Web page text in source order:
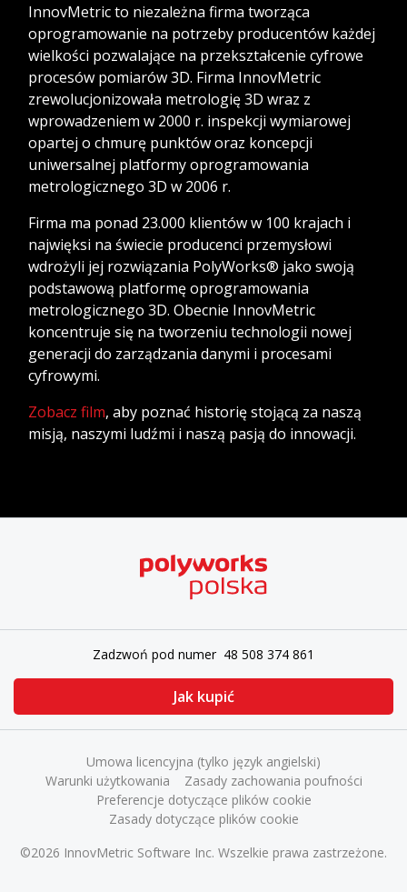
InnovMetric to niezależna firma tworząca
oprogramowanie na potrzeby producentów każdej
wielkości pozwalające na przekształcenie cyfrowe
procesów pomiarów 3D. Firma InnovMetric
zrewolucjonizowała metrologię 3D wraz z
wprowadzeniem w 2000 r. inspekcji wymiarowej
opartej o chmurę punktów oraz koncepcji
uniwersalnej platformy oprogramowania
metrologicznego 3D w 2006 r.
Firma ma ponad 23.000 klientów w 100 krajach i
najwięksi na świecie producenci przemysłowi
wdrożyli jej rozwiązania PolyWorks® jako swoją
podstawową platformę oprogramowania
metrologicznego 3D. Obecnie InnovMetric
koncentruje się na tworzeniu technologii nowej
generacji do zarządzania danymi i procesami
cyfrowymi.
Zobacz film, aby poznać historię stojącą za naszą
misją, naszymi ludźmi i naszą pasją do innowacji.
Zadzwoń pod numer 48 508 374 861
Jak kupić
©2026 InnovMetric Software Inc. Wszelkie prawa zastrzeżone.
Umowa licencyjna (tylko język angielski)
Warunki użytkowania
Zasady zachowania poufności
Preferencje dotyczące plików cookie
Zasady dotyczące plików cookie